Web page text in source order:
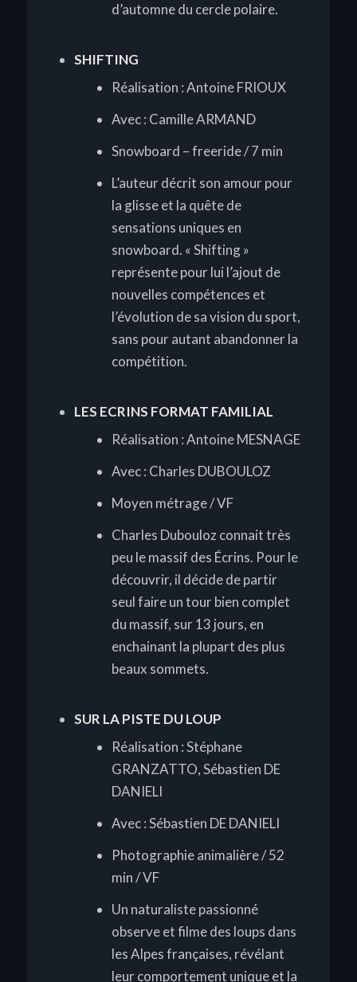
d’automne du cercle polaire.
SHIFTING
Réalisation : Antoine FRIOUX
Avec : Camille ARMAND
Snowboard – freeride / 7 min
L’auteur décrit son amour pour
la glisse et la quête de
sensations uniques en
snowboard. « Shifting »
représente pour lui l’ajout de
nouvelles compétences et
l’évolution de sa vision du sport,
sans pour autant abandonner la
compétition.
LES ECRINS FORMAT FAMILIAL
Réalisation : Antoine MESNAGE
Avec : Charles DUBOULOZ
Moyen métrage / VF
Charles Dubouloz connait très
peu le massif des Écrins. Pour le
découvrir, il décide de partir
seul faire un tour bien complet
du massif, sur 13 jours, en
enchainant la plupart des plus
beaux sommets.
SUR LA PISTE DU LOUP
Réalisation : Stéphane
GRANZATTO, Sébastien DE
DANIELI
Avec : Sébastien DE DANIELI
Photographie animalière / 52
min / VF
Un naturaliste passionné
observe et filme des loups dans
les Alpes françaises, révélant
leur comportement unique et la